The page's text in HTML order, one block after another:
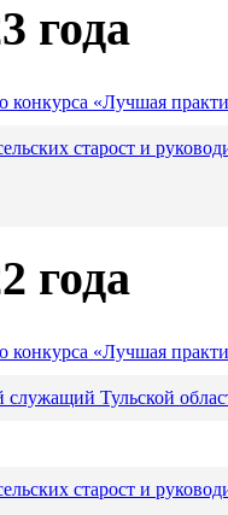
года
конкурса «Лучшая
старост и
года
конкурса «Лучшая
Тульской
старост и